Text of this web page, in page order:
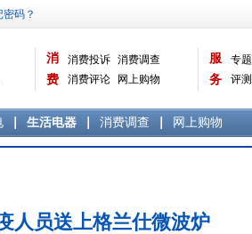
消
费
消费投诉 消费调查
消费评论
网上购物
曝光台
品牌关注
服
务
专题
评测
生活电器 消费调查 网上购物
人员送上格兰仕微波炉